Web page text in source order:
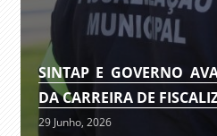
SINTAP E GOVERNO
DA CARREIRA DE
29 Junho, 2026